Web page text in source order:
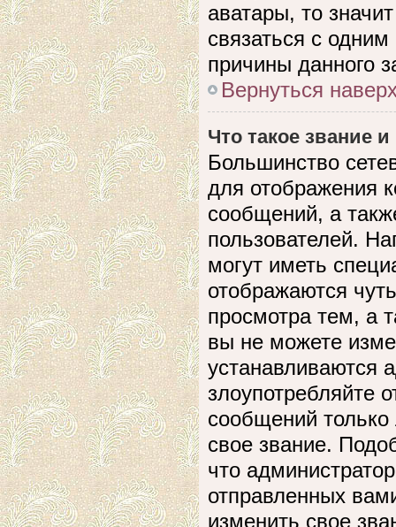
аватары, то
связаться с
причины данного
Вернуться
Что такое звание
Большинство
для отображения
сообщений, а
пользователей.
могут иметь
отображаются
просмотра тем, а
вы не можете
устанавливаются
злоупотребляйте
сообщений
свое звание.
что
отправленных
изменить свое